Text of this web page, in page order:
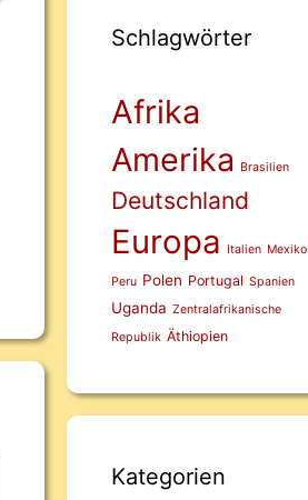
Schlagwörter
Afrika
Amerika
Brasilien
Deutschland
Europa Italien Mexiko
Peru Polen Portugal Spanien
Uganda Zentralafrikanische
Republik Äthiopien
Kategorien